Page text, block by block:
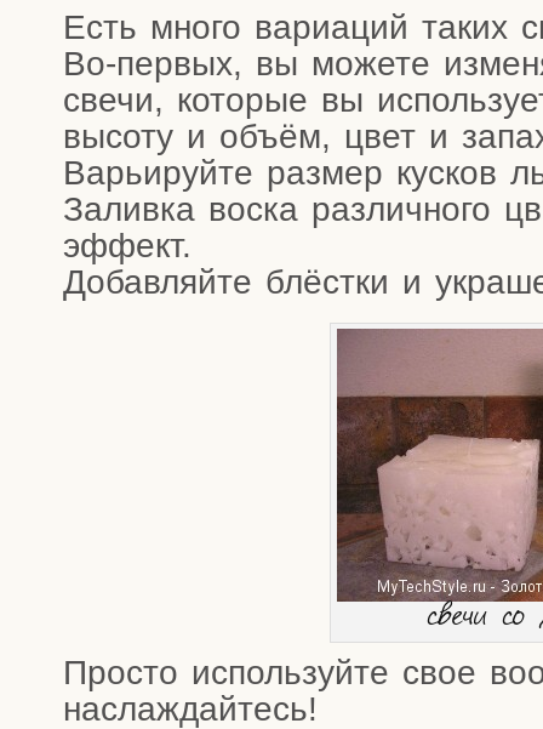
Есть мно­го вари­а­ций таких
Во-пер­вых, вы може­те
све­чи, кото­рые вы
высо­ту и объ­ём, цвет и
Варьи­руй­те раз­мер кус­ков
Залив­ка вос­ка раз­лич­но­го
эффект.
Добав­ляй­те блёст­ки и
све­чи
Про­сто исполь­зуй­те свое
наслаждайтесь!